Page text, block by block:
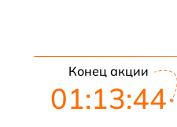
Конец акции
01:13:43